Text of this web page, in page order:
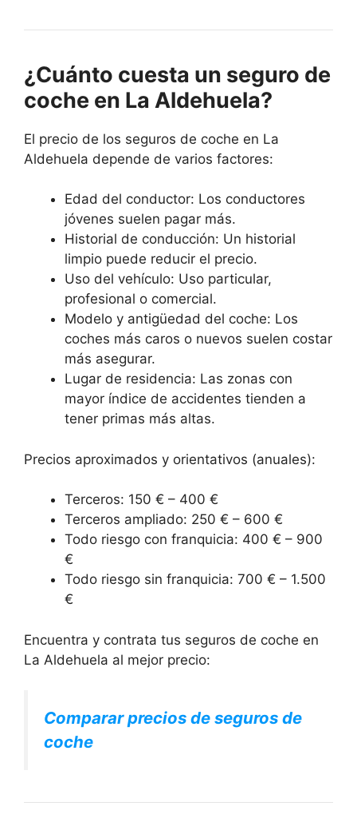
¿Cuánto cuesta un seguro de
coche en La Aldehuela?
El precio de los seguros de coche en La
Aldehuela depende de varios factores:
Edad del conductor: Los conductores
jóvenes suelen pagar más.
Historial de conducción: Un historial
limpio puede reducir el precio.
Uso del vehículo: Uso particular,
profesional o comercial.
Modelo y antigüedad del coche: Los
coches más caros o nuevos suelen costar
más asegurar.
Lugar de residencia: Las zonas con
mayor índice de accidentes tienden a
tener primas más altas.
Precios aproximados y orientativos (anuales):
Terceros: 150 € – 400 €
Terceros ampliado: 250 € – 600 €
Todo riesgo con franquicia: 400 € – 900
€
Todo riesgo sin franquicia: 700 € – 1.500
€
Encuentra y contrata tus seguros de coche en
La Aldehuela al mejor precio:
Comparar precios de seguros de
coche